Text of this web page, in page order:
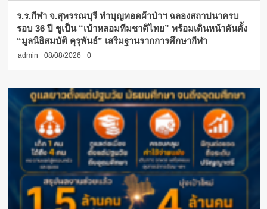
ร.ร.กีฬา จ.สุพรรณบุรี ทำบุญทอดผ้าป่าฯ ฉลองสถาปนาครบ
รอบ 36 ปี ชูเป็น “เบ้าหลอมทีมชาติไทย” พร้อมเดินหน้าดันตั้ง
“มูลนิธิสมบัติ คุรุพันธ์” เสริมฐานรากการศึกษากีฬา
admin 08/08/2026 0